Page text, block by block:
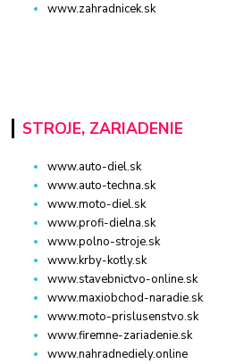
www.zahradnicek.sk
STROJE, ZARIADENIE
www.auto-diel.sk
www.auto-techna.sk
www.moto-diel.sk
www.profi-dielna.sk
www.polno-stroje.sk
www.krby-kotly.sk
www.stavebnictvo-online.sk
www.maxiobchod-naradie.sk
www.moto-prislusenstvo.sk
www.firemne-zariadenie.sk
www.nahradnediely.online